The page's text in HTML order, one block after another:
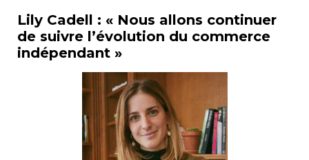
Lily Cadell : « Nous allons continuer
de suivre l’évolution du commerce
indépendant »